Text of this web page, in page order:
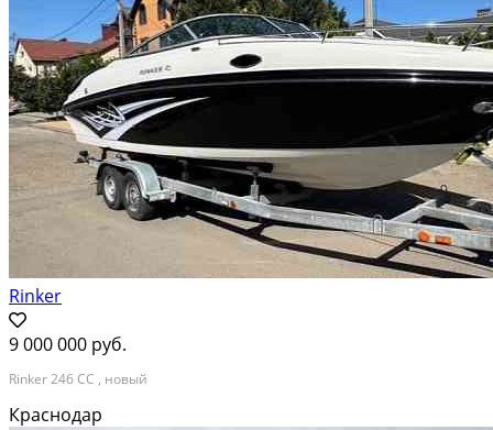
Rinker
9 000 000 руб.
Rinker 246 CC , новый
Краснодар